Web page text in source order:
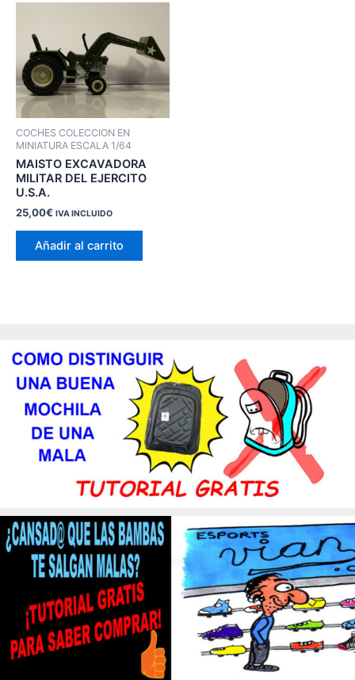
COCHES COLECCION EN
MINIATURA ESCALA 1/64
MAISTO EXCAVADORA
MILITAR DEL EJERCITO
U.S.A.
25,00€ IVA INCLUIDO
Añadir al carrito